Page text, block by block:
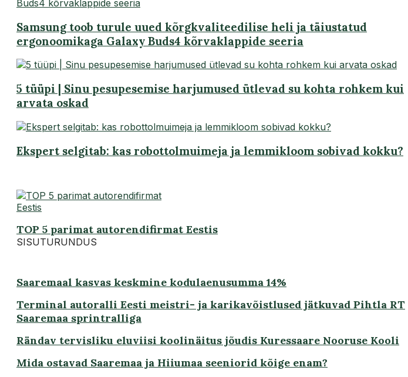
Samsung toob turule uued kõrgkvaliteedilise heli ja täiustatud
ergonoomikaga Galaxy Buds4 kõrvaklappide seeria
5 tüüpi | Sinu pesupesemise harjumused ütlevad su kohta rohkem kui
arvata oskad
Ekspert selgitab: kas robottolmuimeja ja lemmikloom sobivad kokku?
TOP 5 parimat autorendifirmat Eestis
SISUTURUNDUS
Saaremaal kasvas keskmine kodulaenusumma 14%
Terminal autoralli Eesti meistri- ja karikavõistlused jätkuvad Pihtla RT
Saaremaa sprintralliga
Rändav tervisliku eluviisi koolinäitus jõudis Kuressaare Nooruse Kooli
Mida ostavad Saaremaa ja Hiiumaa seeniorid kõige enam?